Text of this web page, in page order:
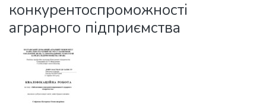
конкурентоспроможності
аграрного підприємства